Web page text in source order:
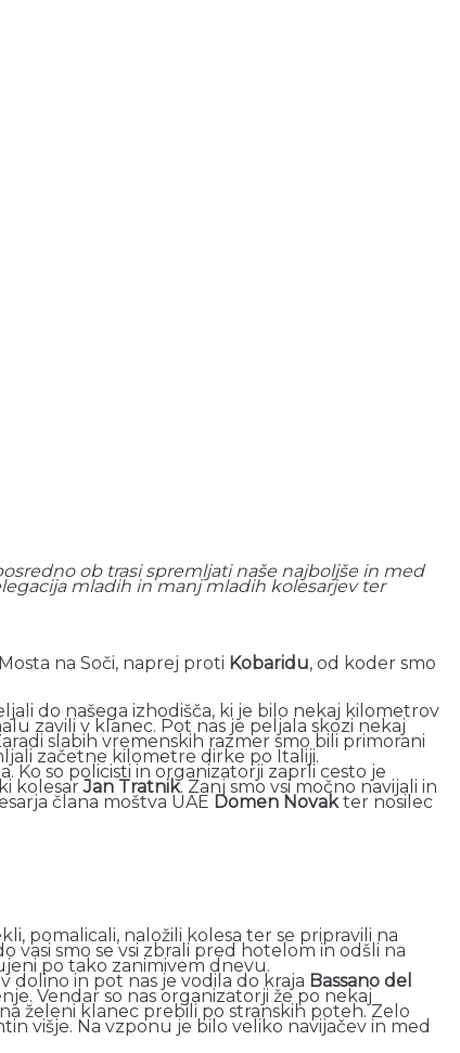
ob trasi spremljati naše najboljše in med
mladih in manj mladih kolesarjev ter
na Soči, naprej proti Kobaridu, od koder smo
do našega izhodišča, ki je bilo nekaj kilometrov
zavili v klanec. Pot nas je peljala skozi nekaj
slabih vremenskih razmer smo bili primorani
začetne kilometre dirke po Italiji.
Ko so policisti in organizatorji zaprli cesto je
kolesarJan Tratnik. Zanj smo vsi močno navijali in
člana moštva UAE Domen Novakter nosilec
pomalicali, naložili kolesa ter se pripravili na
vasi smo se vsi zbrali pred hotelom in odšli na
po tako zanimivem dnevu.
dolino in pot nas je vodila do kraja Bassano del
Vendar so nas organizatorji že po nekaj
želeni klanec prebili po stranskih poteh. Zelo
višje. Na vzponu je bilo veliko navijačev in med